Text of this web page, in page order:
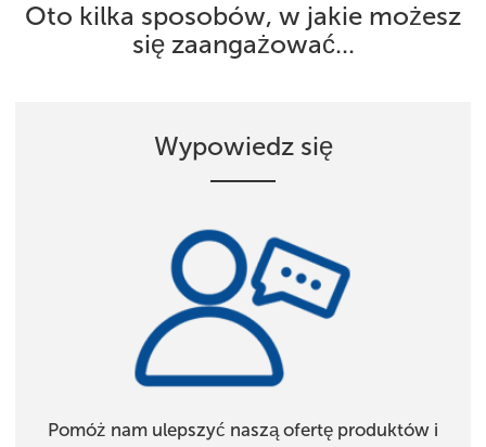
Oto kilka sposobów, w jakie możesz
się zaangażować...
Wypowiedz się
Pomóż nam ulepszyć naszą ofertę produktów i